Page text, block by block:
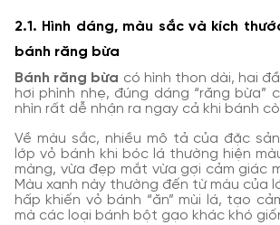
2.1. Hình dáng, màu sắc và kích
bánh răng bừa
Bánh răng bừa có hình thon dài, hai
hơi phình nhẹ, đúng dáng “răng bừa”
nhìn rất dễ nhận ra ngay cả khi bánh
Về màu sắc, nhiều mô tả của đặc
lớp vỏ bánh khi bóc lá thường hiện
màng, vừa đẹp mắt vừa gợi cảm giác
Màu xanh này thường đến từ màu của
hấp khiến vỏ bánh “ăn” mùi lá, tạo
mà các loại bánh bột gạo khác khó